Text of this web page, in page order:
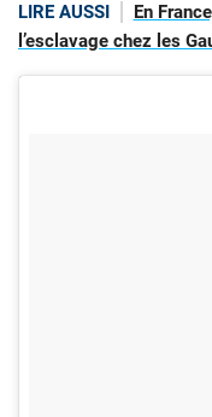
LIRE AUSSI
En
l’esclavage chez les